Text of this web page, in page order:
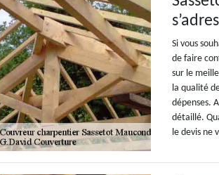
Si vous
de faire
sur le
la qualité
dépenses.
détaillé.
le devis ne